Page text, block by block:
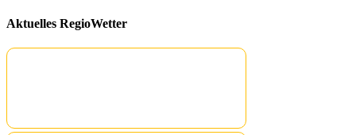
Aktuelles RegioWetter